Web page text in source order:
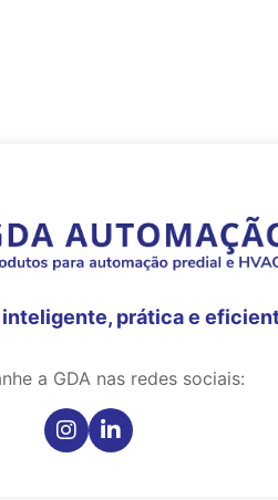
prática e
a GDA nas redes sociais: